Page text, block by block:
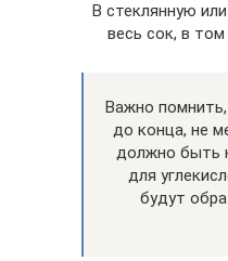
В стеклянную
весь сок, в
Важно
до конца, не
должно быть
для
будут